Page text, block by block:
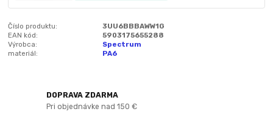
Číslo produktu:
3UU6BBBAWW1G
EAN kód:
5903175655288
Výrobca:
Spectrum
materiál:
PA6
DOPRAVA ZDARMA
Pri objednávke nad 150 €